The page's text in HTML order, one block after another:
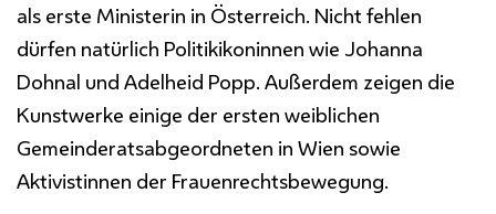
als erste Ministerin in Österreich. Nicht fehlen
dürfen natürlich Politikikoninnen wie Johanna
Dohnal und Adelheid Popp. Außerdem zeigen die
Kunstwerke einige der ersten weiblichen
Gemeinderatsabgeordneten in Wien sowie
Aktivistinnen der Frauenrechtsbewegung.